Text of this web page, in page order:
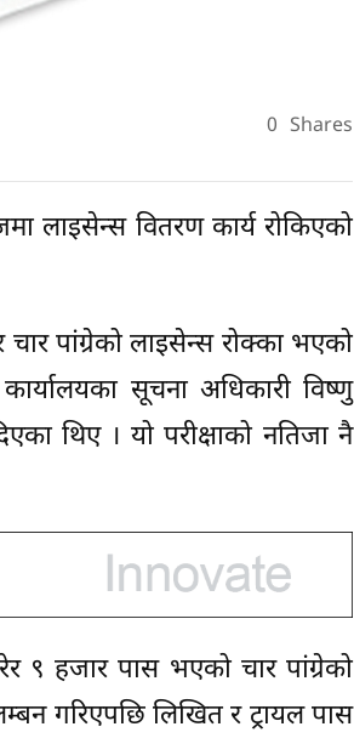
0 Shares
लाइसेन्स वितरण कार्य रोकिएको
पांग्रेको लाइसेन्स रोक्का भएको
सूचना अधिकारी विष्णु
थिए । यो परीक्षाको नतिजा नै
९ हजार पास भएको चार पांग्रेको
गरिएपछि लिखित र ट्रायल पास